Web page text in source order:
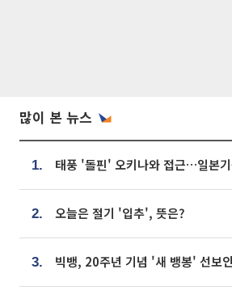
많이 본 뉴스
1.
2. 오늘은 절기 '입추', 뜻은?
3.